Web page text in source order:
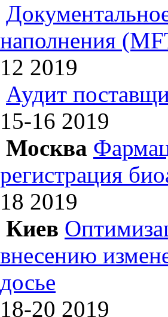
наполнения
12 2019
Аудит
15-16 2019
Москва
регистрация
18 2019
Киев
внесению
досье
18-20 2019